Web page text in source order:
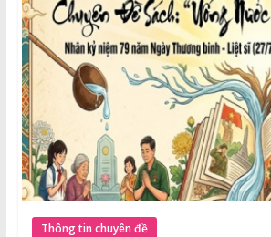
Thông tin chuyên đề